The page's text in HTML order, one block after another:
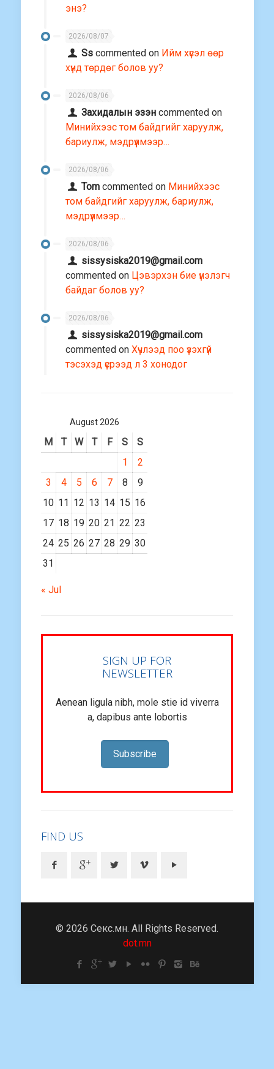
энэ?
2026/08/07
Ss commented on Ийм хүсэл өөр
хүнд төрдөг болов уу?
2026/08/06
Захидалын эзэн commented on
Минийхээс том байдгийг харуулж,
бариулж, мэдрүүлмээр…
2026/08/06
Tom commented on Минийхээс
том байдгийг харуулж, бариулж,
мэдрүүлмээр…
2026/08/06
sissysiska2019@gmail.com
commented on Цэвэрхэн бие үнэлэгч
байдаг болов уу?
2026/08/06
sissysiska2019@gmail.com
commented on Хүчлээд поо үзэхгүй
тэсэхэд үсрээд л 3 хонодог
August 2026
M T W T F S
S
1
2
3
4 5 6 7 8
9
10 11 12 13 14 15 16
17 18 19 20 21 22 23
24 25 26 27 28 29 30
31
« Jul
SIGN UP FOR
NEWSLETTER
Aenean ligula nibh, mole stie id viverra
a, dapibus ante lobortis
Subscribe
FIND US
© 2026 Секс.мн. All Rights Reserved.
dot.mn